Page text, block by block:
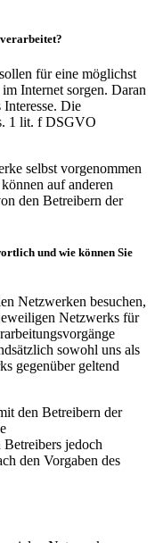
für eine möglichst
im Internet sorgen. Daran
Die
1 lit. f DSGVO
selbst vorgenommen
auf anderen
den Betreibern der
und wie können Sie
Netzwerken besuchen,
Netzwerks für
sowohl uns als
gegenüber geltend
den Betreibern der
jedoch
den Vorgaben des